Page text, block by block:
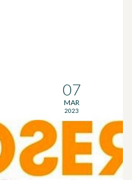
07
MAR
2023